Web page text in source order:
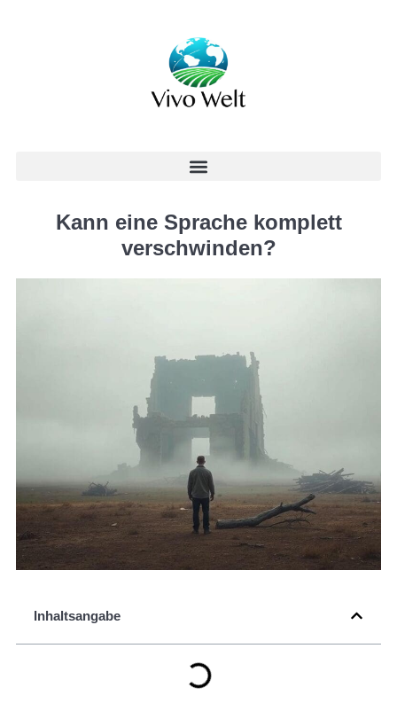
Kann eine Sprache komplett
verschwinden?
Inhaltsangabe